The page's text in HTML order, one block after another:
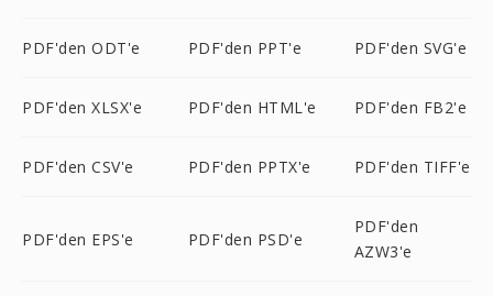
PDF'den ODT'e PDF'den PPT'e PDF'den SVG'e
PDF'den XLSX'e PDF'den HTML'e PDF'den FB2'e
PDF'den CSV'e PDF'den PPTX'e PDF'den TIFF'e
PDF'den EPS'e PDF'den PSD'e
PDF'den
AZW3'e